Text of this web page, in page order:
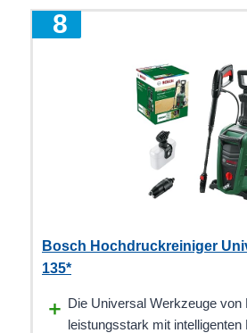
Bosch Hochdruckreiniger
135*
Die Universal Werkzeuge von
leistungsstark mit intelligenten